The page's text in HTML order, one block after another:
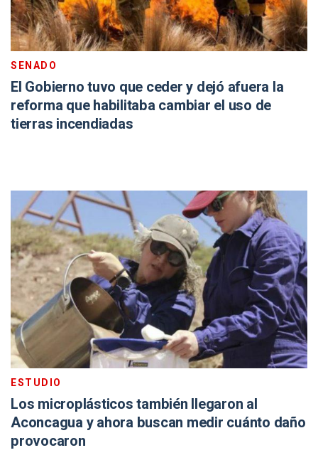
SENADO
El Gobierno tuvo que ceder y dejó afuera la
reforma que habilitaba cambiar el uso de
tierras incendiadas
ESTUDIO
Los microplásticos también llegaron al
Aconcagua y ahora buscan medir cuánto daño
provocaron